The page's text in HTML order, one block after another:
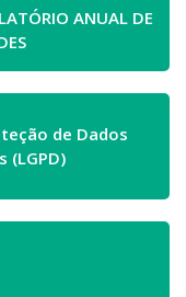
ANUAL DE
de Dados
(LGPD)